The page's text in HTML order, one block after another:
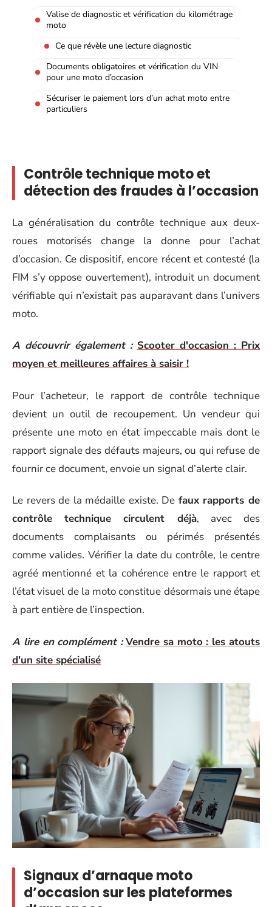
Valise de diagnostic et vérification du kilométrage
moto
Ce que révèle une lecture diagnostic
Documents obligatoires et vérification du VIN
pour une moto d’occasion
Sécuriser le paiement lors d’un achat moto entre
particuliers
Contrôle technique moto et
détection des fraudes à l’occasion
La généralisation du contrôle technique aux deux-
roues motorisés change la donne pour l’achat
d’occasion. Ce dispositif, encore récent et contesté (la
FIM s’y oppose ouvertement), introduit un document
vérifiable qui n’existait pas auparavant dans l’univers
moto.
A découvrir également : Scooter d'occasion : Prix
moyen et meilleures affaires à saisir !
Pour l’acheteur, le rapport de contrôle technique
devient un outil de recoupement. Un vendeur qui
présente une moto en état impeccable mais dont le
rapport signale des défauts majeurs, ou qui refuse de
fournir ce document, envoie un signal d’alerte clair.
Le revers de la médaille existe. De faux rapports de
contrôle technique circulent déjà, avec des
documents complaisants ou périmés présentés
comme valides. Vérifier la date du contrôle, le centre
agréé mentionné et la cohérence entre le rapport et
l’état visuel de la moto constitue désormais une étape
à part entière de l’inspection.
A lire en complément : Vendre sa moto : les atouts
d'un site spécialisé
Signaux d’arnaque moto
d’occasion sur les plateformes